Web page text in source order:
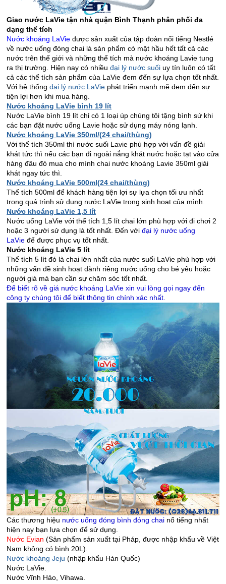
Giao nước LaVie tận nhà quận Bình Thạnh phân phối đa
dạng thể tích
Nước khoáng LaVie được sản xuất của tập đoàn nổi tiếng Nestlé
về nước uống đóng chai là sản phẩm có mặt hầu hết tất cả các
nước trên thế giới và những thể tích mà nước khoáng Lavie tung
ra thị trường. Hiện nay có nhiềuđại lý nước suối uy tín luôn có tất
cả các thể tích sản phẩm của LaVie đem đến sự lựa chọn tốt nhất.
Với hệ thốngđại lý nước LaVie phát triển mạnh mẽ đem đến sự
tiện lợi hơn khi mua hàng.
Nước khoáng LaVie bình 19 lít
Nước LaVie bình 19 lít chỉ có 1 loại úp chúng tôi tặng bình sứ khi
các bạn đặt nước uống Lavie hoặc sử dụng máy nóng lạnh.
Nước khoáng LaVie 350ml/(24 chai/thùng)
Với thể tích 350ml thì nước suối Lavie phù hợp với vấn đề giải
khát tức thì nếu các bạn đi ngoài nắng khát nước hoặc tạt vào cửa
hàng đâu đó mua cho mình chai nước khoáng Lavie 350ml giải
khát ngay tức thì.
Nước khoáng LaVie 500ml(24 chai/thùng)
Thể tích 500ml để khách hàng tiện lợi sự lựa chọn tối ưu nhất
trong quá trình sử dụng nước LaVie trong sinh hoạt của mình.
Nước khoáng LaVie 1,5 lít
Nước uống LaVie với thể tích 1,5 lít chai lớn phù hợp với đi chơi 2
hoặc 3 người sử dụng là tốt nhất. Đến vớiđại lý nước uống
LaVie để được phục vụ tốt nhất.
Nước khoáng LaVie 5 lít
Thể tích 5 lít đó là chai lớn nhất của nước suối LaVie phù hợp với
những vấn đề sinh hoạt dành riêng nước uống cho bé yêu hoặc
người già mà bạn cần sự chăm sóc tốt nhất.
Để biết rõ về giá nước khoáng LaVie xin vui lòng gọi ngay đến
công ty chúng tôi để biết thông tin chính xác nhất.
Các thương hiệu nước uống đóng bình đóng chai nổ tiếng nhất
hiện nay bạn lựa chọn để sử dụng.
Nước Evian (Sản phẩm sản xuất tại Pháp, được nhập khẩu về Việt
Nam không có bình 20L).
Nước khoáng Jeju (nhập khẩu Hàn Quốc)
Nước LaVie.
Nước Vĩnh Hảo, Vihawa.